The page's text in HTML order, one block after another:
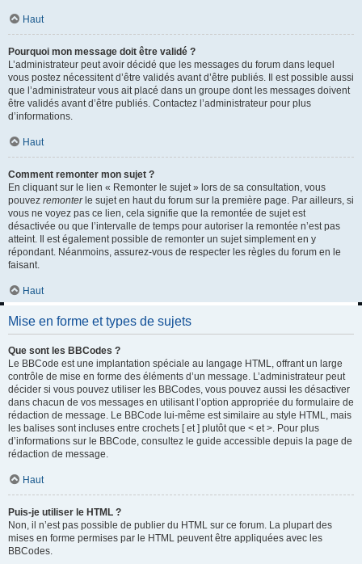
Haut
Pourquoi mon message doit être validé ?
L’administrateur peut avoir décidé que les messages du forum dans lequel
vous postez nécessitent d’être validés avant d’être publiés. Il est possible aussi
que l’administrateur vous ait placé dans un groupe dont les messages doivent
être validés avant d’être publiés. Contactez l’administrateur pour plus
d’informations.
Haut
Comment remonter mon sujet ?
En cliquant sur le lien « Remonter le sujet » lors de sa consultation, vous
pouvez remonterle sujet en haut du forum sur la première page. Par ailleurs, si
vous ne voyez pas ce lien, cela signifie que la remontée de sujet est
désactivée ou que l’intervalle de temps pour autoriser la remontée n’est pas
atteint. Il est également possible de remonter un sujet simplement en y
répondant. Néanmoins, assurez-vous de respecter les règles du forum en le
faisant.
Haut
Mise en forme et types de sujets
Que sont les BBCodes ?
Le BBCode est une implantation spéciale au langage HTML, offrant un large
contrôle de mise en forme des éléments d’un message. L’administrateur peut
décider si vous pouvez utiliser les BBCodes, vous pouvez aussi les désactiver
dans chacun de vos messages en utilisant l’option appropriée du formulaire de
rédaction de message. Le BBCode lui-même est similaire au style HTML, mais
les balises sont incluses entre crochets [ et ] plutôt que < et >. Pour plus
d’informations sur le BBCode, consultez le guide accessible depuis la page de
rédaction de message.
Haut
Puis-je utiliser le HTML ?
Non, il n’est pas possible de publier du HTML sur ce forum. La plupart des
mises en forme permises par le HTML peuvent être appliquées avec les
BBCodes.